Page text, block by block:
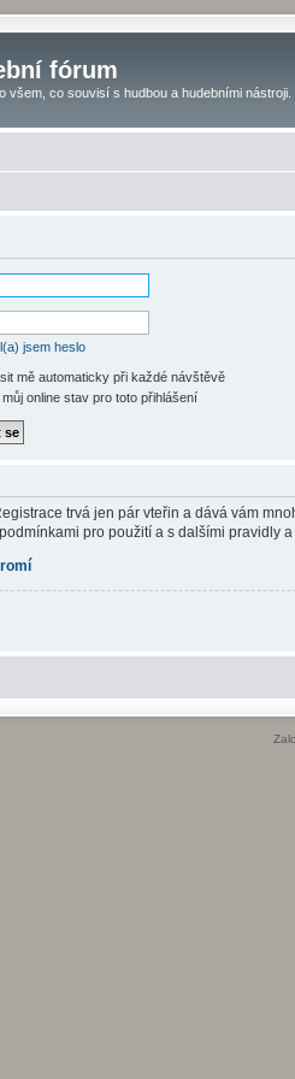
fórum
všem, co souvisí s hudbou a hudebními nástroji.
jsem heslo
mě automaticky při každé návštěvě
online stav pro toto přihlášení
trvá jen pár vteřin a dává vám
pro použití a s dalšími pravidly